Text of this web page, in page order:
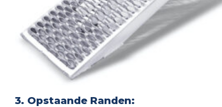
3. Opstaande Randen: